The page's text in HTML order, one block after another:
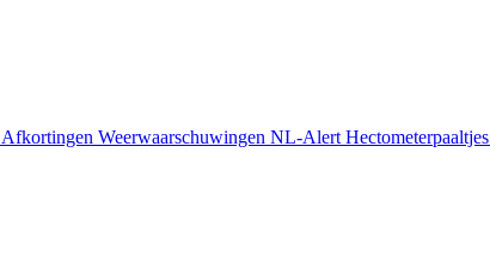
Afkortingen Weerwaarschuwingen NL-Alert Hectometerpaaltjes